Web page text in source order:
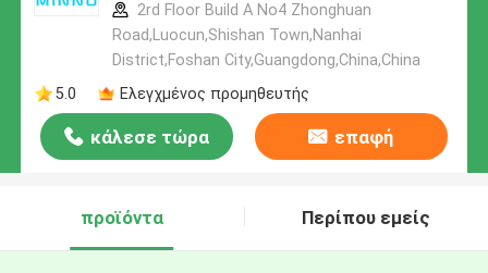
2rd Floor Build A No4 Zhonghuan
Road,Luocun,Shishan Town,Nanhai
District,Foshan City,Guangdong,China,China
5.0
Ελεγχμένος προμηθευτής
κάλεσε τώρα επαφή
προϊόντα Περίπου εμείς